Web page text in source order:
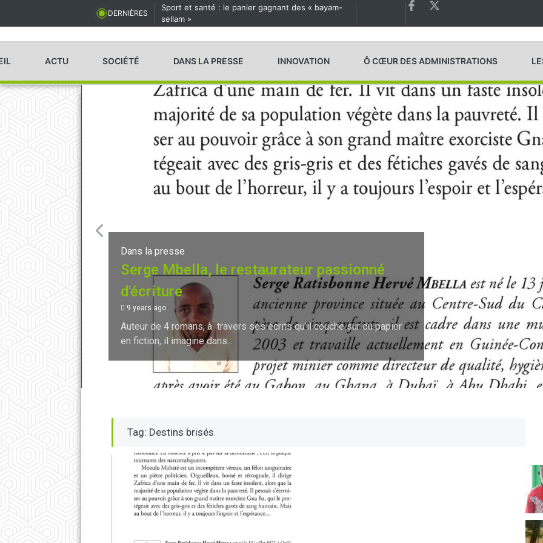
DERNIÈRES
Sport et santé : le panier gagnant des « bayam-
sellam »
Les États généraux de la Santé en préparation
ACTU SOCIÉTÉ DANS LA PRESSE INNOVATION Ô CŒUR DES ADMINISTRATIONS
Dans la presse
Serge Mbella, le restaurateur passionné
d'écriture
9 years ago
Auteur de 4 romans, à travers ses écrits qu’il couche sur du papier
en fiction, il imagine dans...
Tag: Destins brisés